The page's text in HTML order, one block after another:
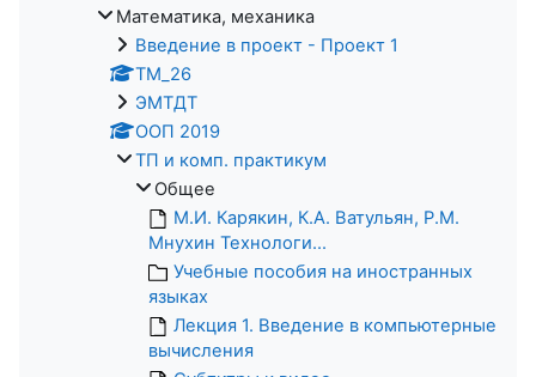
Математика, механика
Введение в проект - Проект 1
ТМ_26
ЭМТДТ
ООП 2019
ТП и комп. практикум
Общее
М.И. Карякин, К.А. Ватульян, Р.М.
Мнухин Технологи...
Учебные пособия на иностранных
языках
Лекция 1. Введение в компьютерные
вычисления